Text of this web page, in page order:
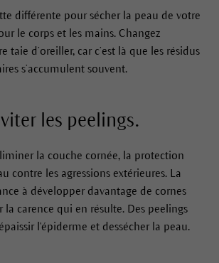
différente pour sécher la peau de votre
le corps et les mains. Changez
taie d’oreiller, car c’est là que les résidus
s’accumulent souvent.
les peelings.
la couche cornée, la protection
contre les agressions extérieures. La
à développer davantage de cornes
la carence qui en résulte. Des peelings
l'épiderme et dessécher la peau.